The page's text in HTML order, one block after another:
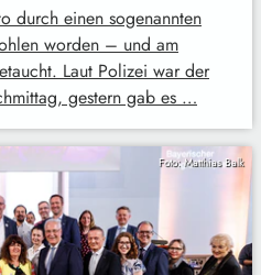
durch einen sogenannten
worden – und am
Laut Polizei war der
gestern gab es …
Foto: Matthias Balk